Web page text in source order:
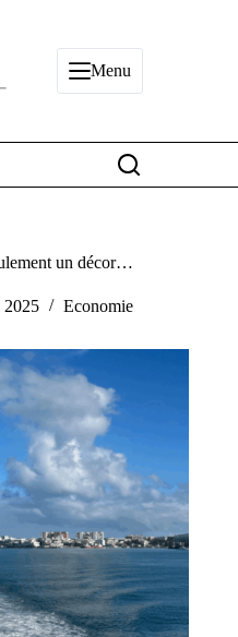
Menu
un décor…
2025 Economie